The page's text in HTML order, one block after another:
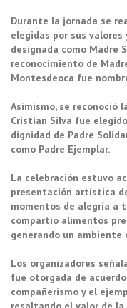
Durante la jornada se
elegidas por sus valores
designada como Madre
reconocimiento de
Montesdeoca fue
Asimismo, se reconoció
Cristian Silva fue
dignidad de Padre
como Padre Ejemplar.
La celebración estuvo
presentación artística
momentos de alegría a
compartió alimentos
generando un ambiente
Los organizadores
fue otorgada de
compañerismo y el